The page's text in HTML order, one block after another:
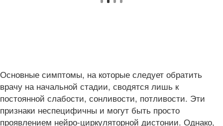
Основные симптомы, на которые следует обратить
врачу на начальной стадии, сводятся лишь к
постоянной слабости, сонливости, потливости. Эти
признаки неспецифичны и могут быть просто
проявлением нейро-циркуляторной дистонии. Однако,